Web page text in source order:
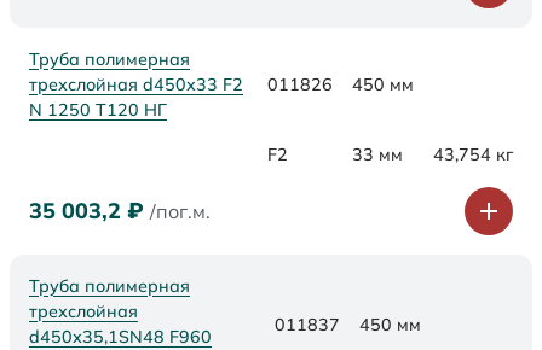
Труба полимерная
трехслойная d450x33 F2
N 1250 Т120 НГ
011826 450 мм
F2 33 мм 43,754 кг
35 003,2 ₽ /пог.м.
Труба полимерная
трехслойная
d450х35,1SN48 F960
011837 450 мм